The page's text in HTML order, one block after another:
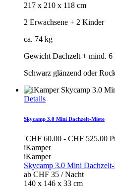
217 x 210 x 118 cm
2 Erwachsene + 2 Kinder
ca. 74 kg
Gewicht Dachzelt + mind. 6
Schwarz glänzend oder
Details
Skycamp 3.0 Mini Dachzelt-Miete
CHF 60.00 - CHF 525.00
iKamper
iKamper
Skycamp 3.0 Mini
ab CHF 35 / Nacht
140 x 146 x 33 cm